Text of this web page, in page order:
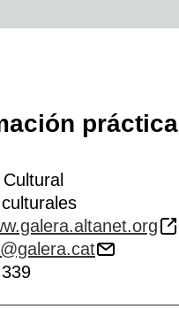
práctica